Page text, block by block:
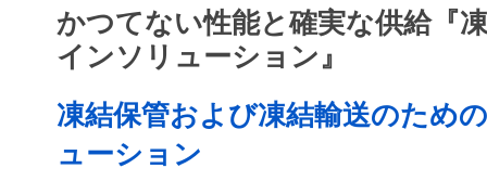
かつてない性能と確実な供給『
インソリューション』
凍結保管および凍結輸送のため
ューション